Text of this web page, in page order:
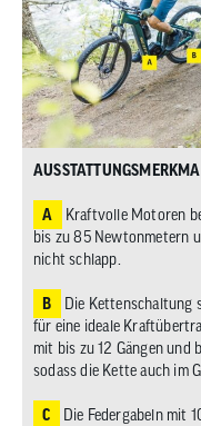
A
Kraftvolle Motoren
bis zu 85 Newtonmetern
nicht schlapp.
B
Die Kettenschaltung
für eine ideale
mit bis zu 12 Gängen und
sodass die Kette auch im
C
Die Federgabeln mit